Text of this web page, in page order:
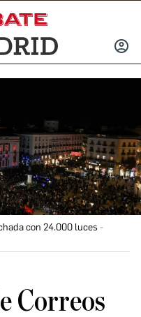
INICIAR
con 24.000 luces
Correos